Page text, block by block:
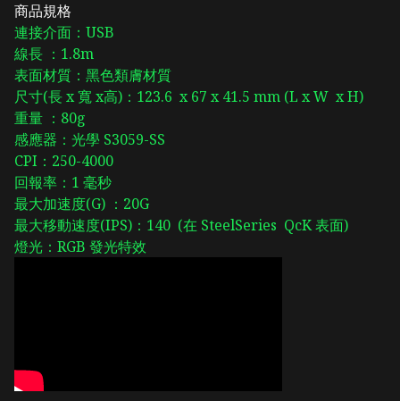
商品規格
連接介面：USB
線長 ：1.8m
表面材質：黑色類膚材質
尺寸(長 x 寬 x高)：123.6 x 67 x 41.5 mm (L x W x H)
重量 ：80g
感應器：光學 S3059-SS
CPI：250-4000
回報率：1 毫秒
最大加速度(G) ：20G
最大移動速度(IPS)：140 (在 SteelSeries QcK 表面)
燈光：RGB 發光特效